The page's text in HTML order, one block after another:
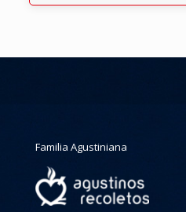
Familia Agustiniana